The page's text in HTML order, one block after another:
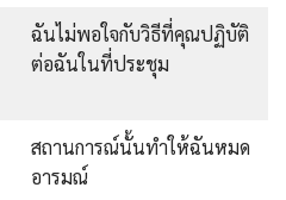
ฉันไม่พอใจกับวิธีที่คุณปฏิบัติ
ต่อฉันในที่ประชุม
สถานการณ์นั้นทำให้ฉันหมด
อารมณ์